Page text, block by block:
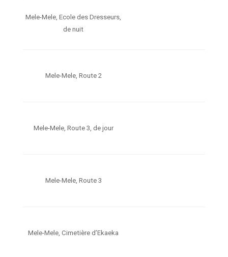
Mele-Mele, Ecole des Dresseurs,
de nuit
Mele-Mele, Route 2
Mele-Mele, Route 3, de jour
Mele-Mele, Route 3
Mele-Mele, Cimetière d’Ekaeka